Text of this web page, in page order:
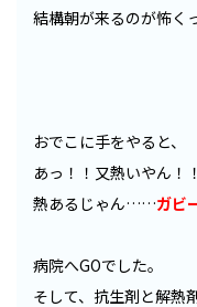
結構朝が来るのが怖
おでこに手をやると、
あっ！！又熱いやん！
熱あるじゃん……ガビ
病院へGOでした。
そして、抗生剤と解